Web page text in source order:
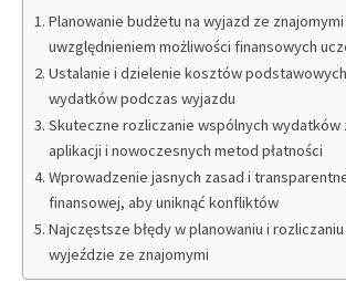
Planowanie budżetu na wyjazd ze znajomymi
uwzględnieniem możliwości finansowych
Ustalanie i dzielenie kosztów
wydatków podczas wyjazdu
Skuteczne rozliczanie wspólnych wydatków
aplikacji i nowoczesnych metod płatności
Wprowadzenie jasnych zasad i
finansowej, aby uniknąć konfliktów
Najczęstsze błędy w planowaniu i
wyjeździe ze znajomymi